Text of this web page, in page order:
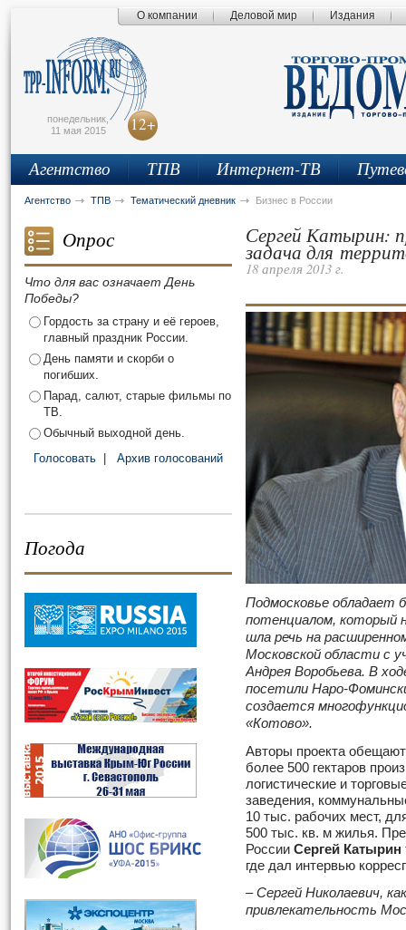
О компании Деловой мир Издания
понедельник,
11 мая 2015
12+
Агентство ТПВ Интернет-ТВ
Агентство ТПВ Тематический дневник Бизнес в России
Опрос
Что для вас означает День
Победы?
Гордость за страну и её героев,
главный праздник России.
День памяти и скорби о
погибших.
Парад, салют, старые фильмы по
ТВ.
Обычный выходной день.
Голосовать
Архив голосований
Погода
Сергей Катырин:
задача для
18 апреля 2013 г.
Подмосковье обладает
потенциалом, который
шла речь на
Московской области с
Андрея Воробьева. В
посетили Наро-
создается
«Котово».
Авторы проекта
более 500 гектаров
логистические и
заведения,
10 тыс. рабочих мест,
500 тыс. кв. м жилья.
России Сергей Катырин
где дал интервью
– Сергей Николаевич,
привлекательность